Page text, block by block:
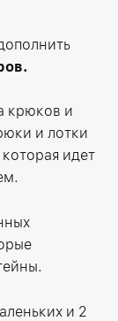
крюков и
и лотки
идет
и 2